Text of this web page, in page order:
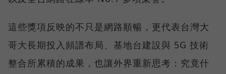
這些獎項反映的不只是網路順暢，更代表台灣大
哥大長期投入頻譜布局、基地台建設與 5G 技術
整合所累積的成果，也讓外界重新思考：究竟什